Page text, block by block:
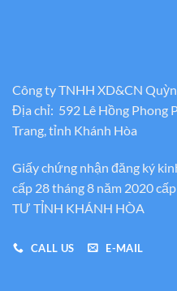
Công ty TNHH XD&CN
Địa chỉ: 592 Lê Hồng Phong
Trang, tỉnh Khánh Hòa
Giấy chứng nhận đăng ký
cấp 28 tháng 8 năm 2020
TƯ TỈNH KHÁNH HÒA
CALL US E-MAIL